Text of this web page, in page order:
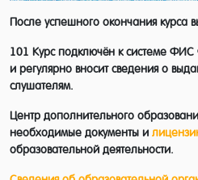
После успешного окончания курса
101 Курс подключён к системе ФИС
и регулярно вносит сведения о
слушателям.
Центр дополнительного
необходимые документы и
образовательной деятельности.